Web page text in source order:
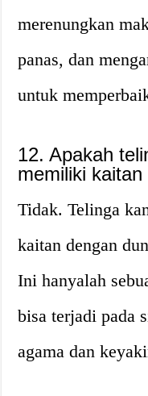
merenungkan
panas, dan
untuk
12. Apakah
memiliki
Tidak. Telinga
kaitan dengan
Ini hanyalah
bisa terjadi pada
agama dan